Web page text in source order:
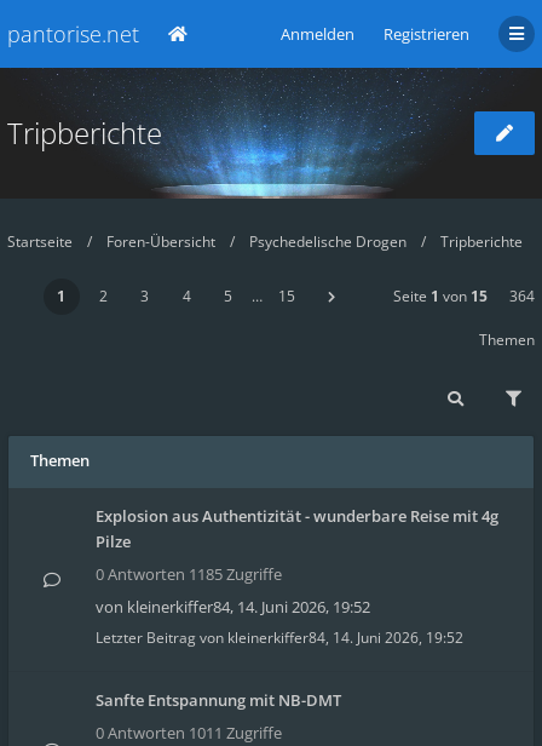
pantorise.net Anmelden Registrieren
Tripberichte
Startseite Foren-Übersicht Psychedelische Drogen Tripberichte
1 2 3 4 5 … 15 Seite 1 von 15 364
Themen
Themen
Explosion aus Authentizität - wunderbare Reise mit 4g
Pilze
0 Antworten 1185 Zugriffe
von kleinerkiffer84, 14. Juni 2026, 19:52
Letzter Beitrag von kleinerkiffer84, 14. Juni 2026, 19:52
Sanfte Entspannung mit NB-DMT
0 Antworten 1011 Zugriffe